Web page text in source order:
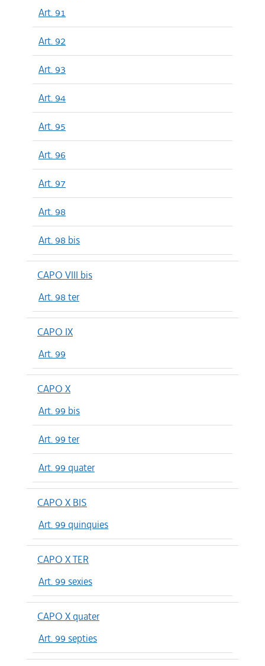
Art. 91
Art. 92
Art. 93
Art. 94
Art. 95
Art. 96
Art. 97
Art. 98
Art. 98 bis
CAPO VIII bis
Art. 98 ter
CAPO IX
Art. 99
CAPO X
Art. 99 bis
Art. 99 ter
Art. 99 quater
CAPO X BIS
Art. 99 quinquies
CAPO X TER
Art. 99 sexies
CAPO X quater
Art. 99 septies